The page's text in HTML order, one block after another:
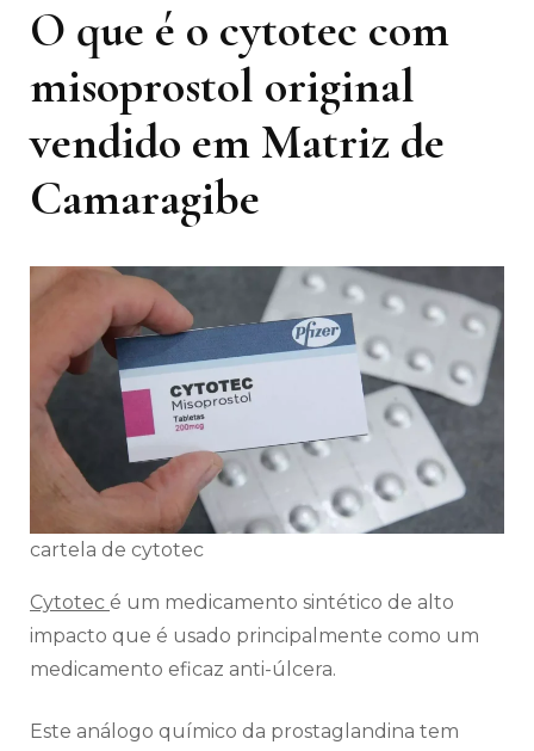
O que é o cytotec com
misoprostol original
vendido em Matriz de
Camaragibe
cartela de cytotec
Cytotec é um medicamento sintético de alto
impacto que é usado principalmente como um
medicamento eficaz anti-úlcera.
Este análogo químico da prostaglandina tem